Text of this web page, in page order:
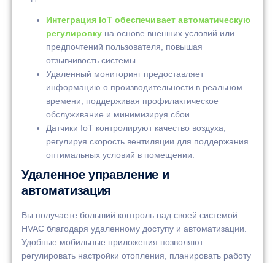
Интеграция IoT обеспечивает автоматическую
регулировку на основе внешних условий или
предпочтений пользователя, повышая
отзывчивость системы.
Удаленный мониторинг предоставляет
информацию о производительности в реальном
времени, поддерживая профилактическое
обслуживание и минимизируя сбои.
Датчики IoT контролируют качество воздуха,
регулируя скорость вентиляции для поддержания
оптимальных условий в помещении.
Удаленное управление и
автоматизация
Вы получаете больший контроль над своей системой
HVAC благодаря удаленному доступу и автоматизации.
Удобные мобильные приложения позволяют
регулировать настройки отопления, планировать работу